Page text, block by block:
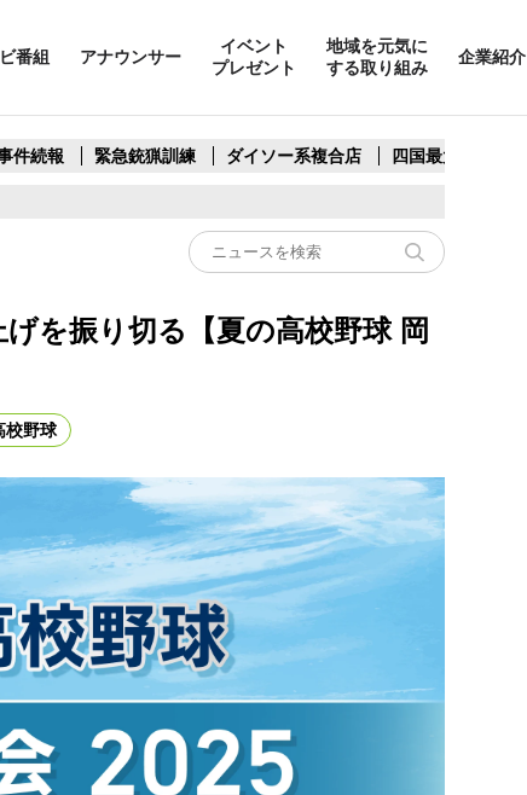
番組 アナウンサー
イベント
プレゼント
地域を元気に
する取り組み
企業紹介
件続報 緊急銃猟訓練 ダイソー系複合店 四国最大スリコ
を振り切る【夏の高校野球 岡
校野球